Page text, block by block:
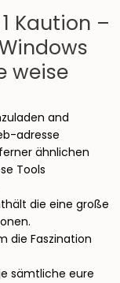
Kaution –
weise
and
adresse
ähnlichen
Tools
die eine große
die Faszination
sämtliche eure